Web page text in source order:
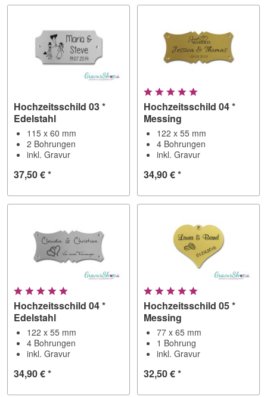
Hochzeitsschild 03 *
Edelstahl
115 x 60 mm
2 Bohrungen
inkl. Gravur
37,50 € *
Hochzeitsschild 04 *
Messing
122 x 55 mm
4 Bohrungen
inkl. Gravur
34,90 € *
Hochzeitsschild 04 *
Edelstahl
122 x 55 mm
4 Bohrungen
inkl. Gravur
34,90 € *
Hochzeitsschild 05 *
Messing
77 x 65 mm
1 Bohrung
inkl. Gravur
32,50 € *